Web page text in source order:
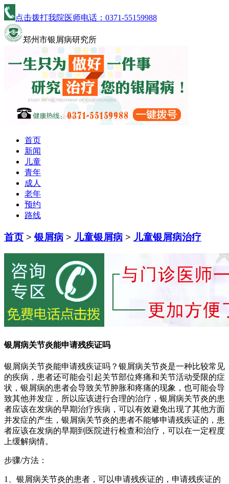
点击拨打我院医师电话： 0371-55159988
郑州市银屑病研究所
首页
新闻
儿童
青年
成人
老年
预约
路线
首页 >银屑病 > 儿童银屑病 > 儿童银屑病治疗
银屑病关节炎能申请残疾证吗
银屑病关节炎能申请残疾证吗？银屑病关节炎是一种比较常见
的疾病，患者还可能会引起关节部位疼痛和关节活动受限的症
状，银屑病的患者会导致关节肿胀和疼痛的现象，也可能会导
致其他并发症，所以应该进行合理的治疗，银屑病关节炎的患
者应该在发病的早期治疗疾病，可以有效避免出现了其他方面
并发症的产生，银屑病关节炎的患者不能够申请残疾证的，患
者应该在发病的早期到医院进行检查和治疗，可以在一定程度
上缓解病情。
步骤/方法：
1、银屑病关节炎的患者，可以申请残疾证的，申请残疾证的